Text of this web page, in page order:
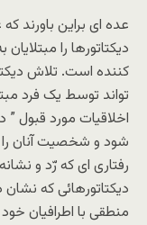
عده ای براین باورند
دیکتاتورها را
کننده است. تلاش
تواند توسط یک فرد
اخلاقیات مورد قبول ”
شود و شخصیت آنان
رفتاری ای که رّد و
دیکتاتورهائی که نشان
منطقی با اطرافیان